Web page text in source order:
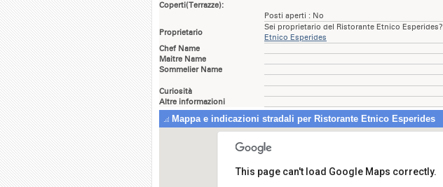
Coperti(Terrazze):
Posti aperti : No
Proprietario
Sei proprietario del Ristorante Etnico Esperides?
Etnico Esperides
Chef Name
Maitre Name
Sommelier Name
Curiosità
Altre informazioni
Mappa e indicazioni stradali per Ristorante Etnico Esperides
This page can't load Google Maps correctly.